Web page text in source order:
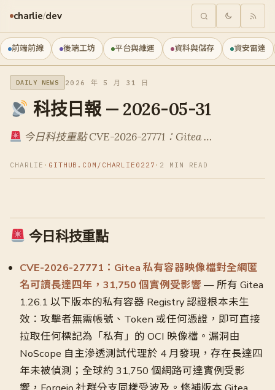
charlie/dev
前端前線 後端工坊 平台與維運 資料與儲存 資安雷達
DAILY NEWS 2026 年 5 月 31 日
科技日報 — 2026-05-31
今日科技重點 CVE-2026-27771：Gitea …
CHARLIE · GITHUB.COM/CHARLIE0227 · 2 MIN READ
今日科技重點
CVE-2026-27771：Gitea 私有容器映像檔對全網匿
名可讀長達四年，31,750 個實例受影響 — 所有 Gitea
1.26.1 以下版本的私有容器 Registry 認證根本未生
效：攻擊者無需帳號、Token 或任何憑證，即可直接
拉取任何標記為「私有」的 OCI 映像檔。漏洞由
NoScope 自主滲透測試代理於 4 月發現，存在長達四
年未被偵測；全球約 31,750 個網路可達實例受影